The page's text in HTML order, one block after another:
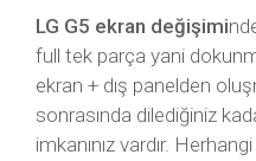
LG G5 ekran değişimi
full tek parça yani
ekran + dış panelden
sonrasında dilediğiniz
imkanınız vardır.